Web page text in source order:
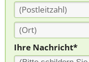
Ihre Nachricht*